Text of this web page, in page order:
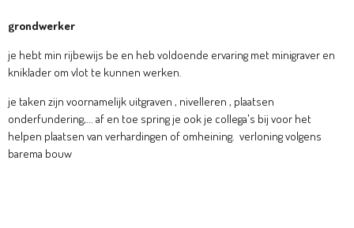
grondwerker
je hebt min rijbewijs be en heb voldoende ervaring met minigraver en
kniklader om vlot te kunnen werken.
je taken zijn voornamelijk uitgraven , nivelleren , plaatsen
onderfundering,... af en toe spring je ook je collega's bij voor het
helpen plaatsen van verhardingen of omheining. verloning volgens
barema bouw